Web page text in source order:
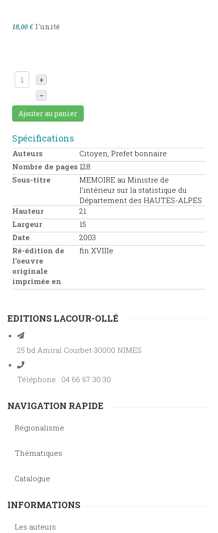
18,00 € l'unité
+
–
Ajouter au panier
Spécifications
Auteurs
Citoyen, Prefet bonnaire
Nombre de pages 128
Sous-titre
MEMOIRE au Ministre de
l’intérieur sur la statistique du
Département des HAUTES-ALPES
Hauteur
21
Largeur
15
Date
2003
Ré-édition de
l'oeuvre
originale
imprimée en
fin XVIIIe
EDITIONS LACOUR-OLLÉ
25 bd Amiral Courbet 30000 NIMES
Téléphone : 04 66 67 30 30
NAVIGATION RAPIDE
Régionalisme
Thématiques
Catalogue
INFORMATIONS
Les auteurs